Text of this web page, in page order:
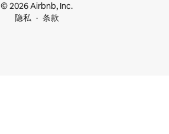
© 2026 Airbnb, Inc.
隐私
条款